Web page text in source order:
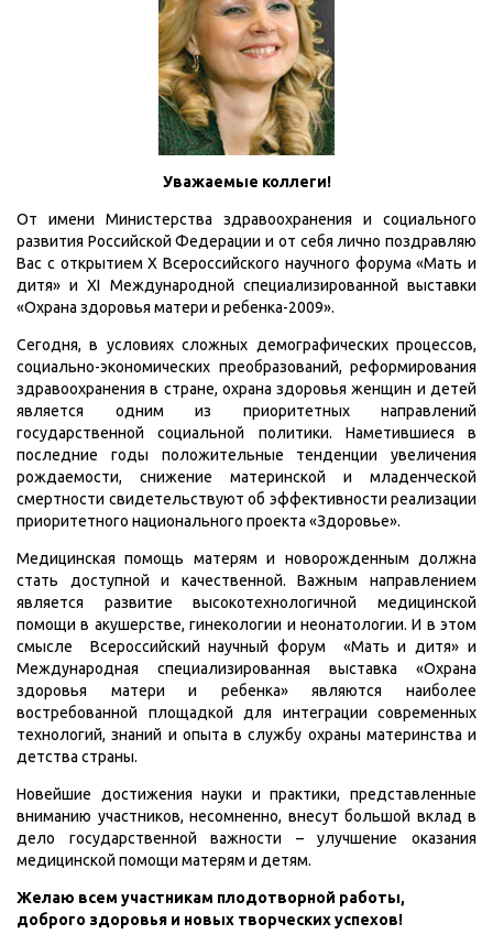
Уважаемые коллеги!
От имени Министерства здравоохранения и социального
развития Российской Федерации и от себя лично поздравляю
Вас с открытием X Всероссийского научного форума «Мать и
дитя» и XI Международной специализированной выставки
«Охрана здоровья матери и ребенка-2009».
Сегодня, в условиях сложных демографических процессов,
социально-экономических преобразований, реформирования
здравоохранения в стране, охрана здоровья женщин и детей
является одним из приоритетных направлений
государственной социальной политики. Наметившиеся в
последние годы положительные тенденции увеличения
рождаемости, снижение материнской и младенческой
смертности свидетельствуют об эффективности реализации
приоритетного национального проекта «Здоровье».
Медицинская помощь матерям и новорожденным должна
стать доступной и качественной. Важным направлением
является развитие высокотехнологичной медицинской
помощи в акушерстве, гинекологии и неонатологии. И в этом
смысле Всероссийский научный форум «Мать и дитя» и
Международная специализированная выставка «Охрана
здоровья матери и ребенка» являются наиболее
востребованной площадкой для интеграции современных
технологий, знаний и опыта в службу охраны материнства и
детства страны.
Новейшие достижения науки и практики, представленные
вниманию участников, несомненно, внесут большой вклад в
дело государственной важности – улучшение оказания
медицинской помощи матерям и детям.
Желаю всем участникам плодотворной работы,
доброго здоровья и новых творческих успехов!